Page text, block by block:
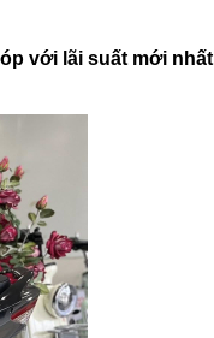
với lãi suất mới nhất